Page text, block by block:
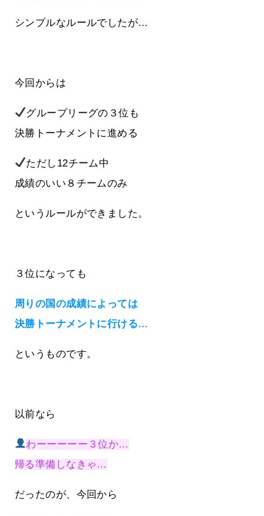
シンプルなルールでしたが…
今回からは
グループリーグの３位も
決勝トーナメントに進める
ただし12チーム中
成績のいい８チームのみ
というルールができました。
３位になっても
周りの国の成績によっては
決勝トーナメントに行ける…
というものです。
以前なら
わーーーーー３位か…
帰る準備しなきゃ…
だったのが、今回から